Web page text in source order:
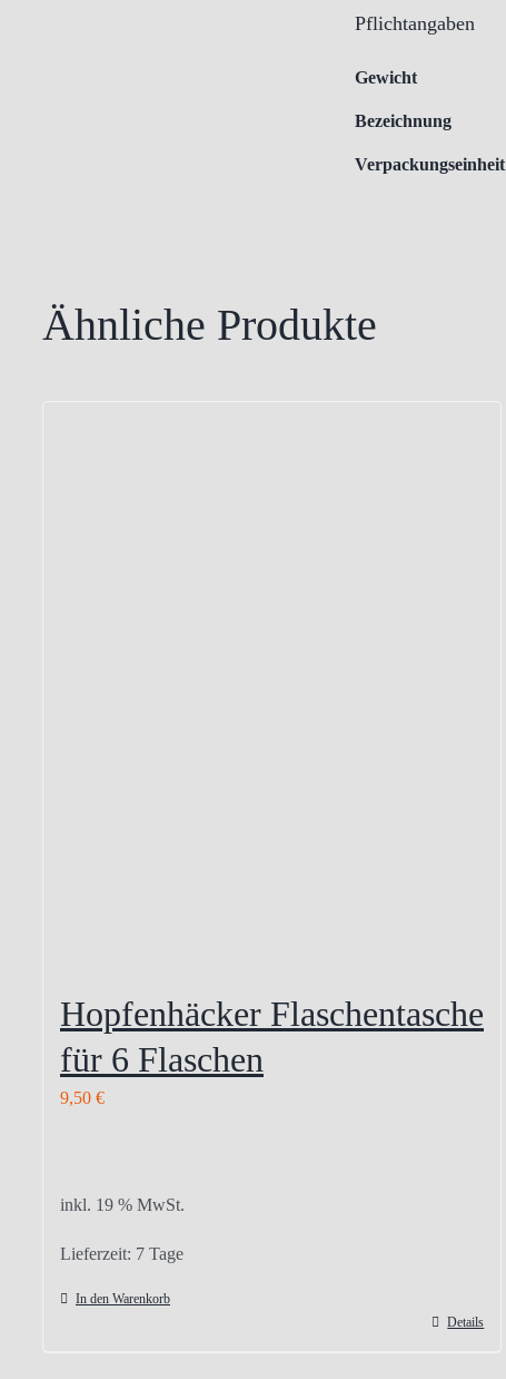
Pflichtangaben
Gewicht
Bezeichnung
Verpackungseinheit
Ähnliche Produkte
Hopfenhäcker Flaschentasche
für 6 Flaschen
9,50 €
inkl. 19 % MwSt.
Lieferzeit: 7 Tage
In den Warenkorb
Details